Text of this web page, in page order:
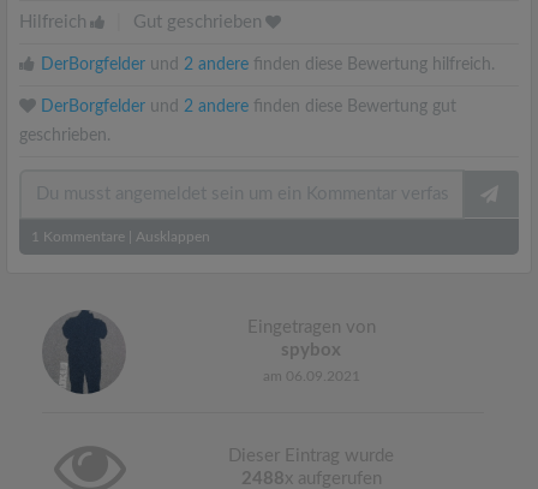
Hilfreich Gut geschrieben
DerBorgfelder und 2 andere finden diese Bewertung hilfreich.
DerBorgfelder und 2 andere finden diese Bewertung gut
geschrieben.
1 Kommentare Ausklappen
Eingetragen von
spybox
am 06.09.2021
Dieser Eintrag wurde
2488x aufgerufen